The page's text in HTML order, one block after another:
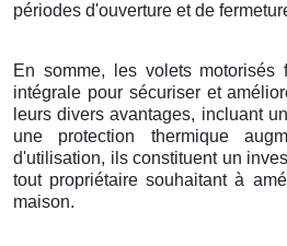
périodes d'ouverture et de
En somme, les volets motorisés
intégrale pour sécuriser et
leurs divers avantages, incluant
une protection thermique
d'utilisation, ils constituent un
tout propriétaire souhaitant à
maison.